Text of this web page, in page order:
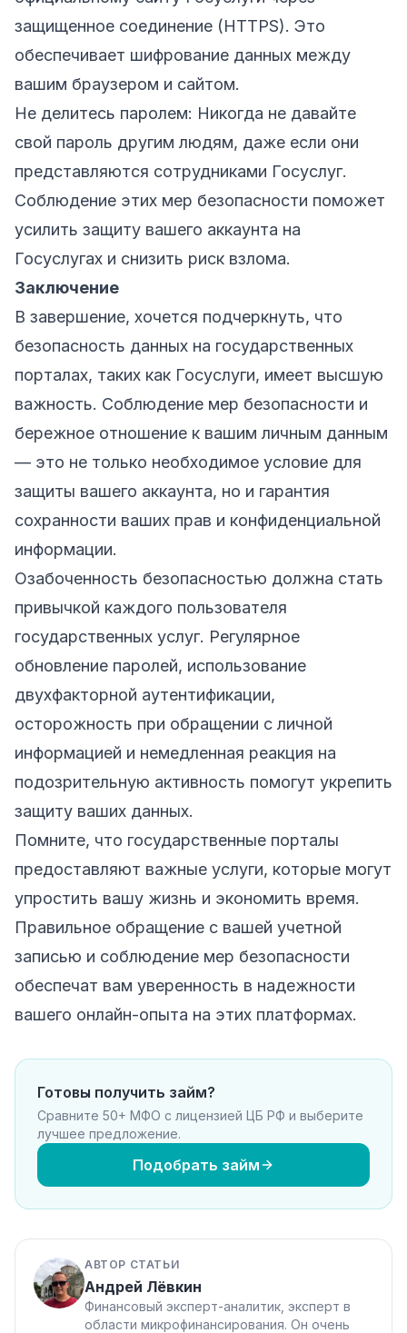
защищенное соединение (HTTPS). Это
обеспечивает шифрование данных между
вашим браузером и сайтом.
Не делитесь паролем: Никогда не давайте
свой пароль другим людям, даже если они
представляются сотрудниками Госуслуг.
Соблюдение этих мер безопасности поможет
усилить защиту вашего аккаунта на
Госуслугах и снизить риск взлома.
Заключение
В завершение, хочется подчеркнуть, что
безопасность данных на государственных
порталах, таких как Госуслуги, имеет высшую
важность. Соблюдение мер безопасности и
бережное отношение к вашим личным данным
— это не только необходимое условие для
защиты вашего аккаунта, но и гарантия
сохранности ваших прав и конфиденциальной
информации.
Озабоченность безопасностью должна стать
привычкой каждого пользователя
государственных услуг. Регулярное
обновление паролей, использование
двухфакторной аутентификации,
осторожность при обращении с личной
информацией и немедленная реакция на
подозрительную активность помогут укрепить
защиту ваших данных.
Помните, что государственные порталы
предоставляют важные услуги, которые могут
упростить вашу жизнь и экономить время.
Правильное обращение с вашей учетной
записью и соблюдение мер безопасности
обеспечат вам уверенность в надежности
вашего онлайн-опыта на этих платформах.
Готовы получить займ?
Сравните 50+ МФО с лицензией ЦБ РФ и выберите
лучшее предложение.
Подобрать займ
АВТОР СТАТЬИ
Андрей Лёвкин
Финансовый эксперт-аналитик, эксперт в
области микрофинансирования. Он очень